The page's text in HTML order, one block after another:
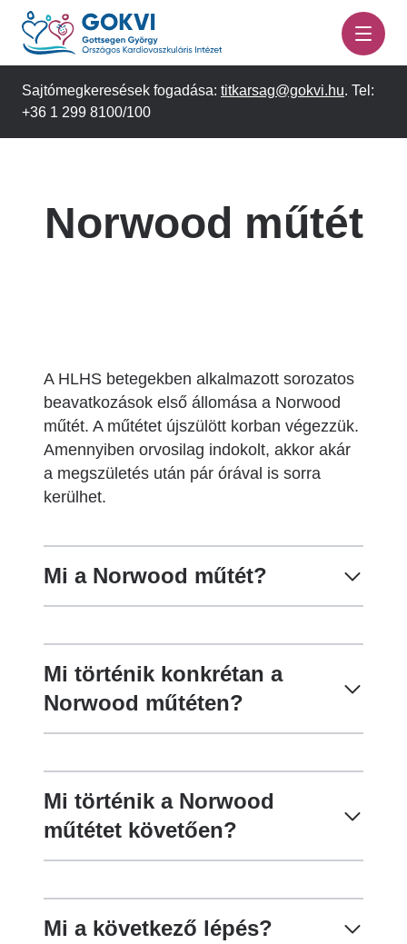
Ugrás
tartalomra
Sajtómegkeresések fogadása: titkarsag@gokvi.hu. Tel:
+36 1 299 8100/100
Norwood műtét
A HLHS betegekben alkalmazott sorozatos
beavatkozások első állomása a Norwood
műtét. A műtétet újszülött korban végezzük.
Amennyiben orvosilag indokolt, akkor akár
a megszületés után pár órával is sorra
kerülhet.
Mi a Norwood műtét?
Mi történik konkrétan a
Norwood műtéten?
Mi történik a Norwood
műtétet követően?
Mi a következő lépés?